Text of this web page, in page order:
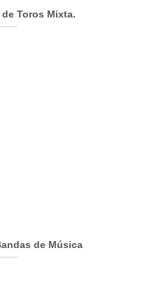
Toros Mixta.
de Música